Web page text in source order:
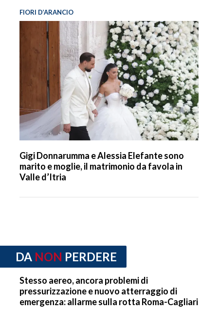
FIORI D’ARANCIO
Gigi Donnarumma e Alessia Elefante sono
marito e moglie, il matrimonio da favola in
Valle d’Itria
DA NON PERDERE
Stesso aereo, ancora problemi di
pressurizzazione e nuovo atterraggio di
emergenza: allarme sulla rotta Roma-Cagliari